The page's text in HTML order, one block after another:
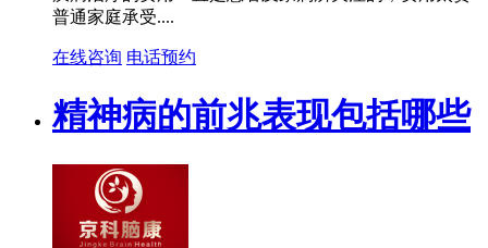
普通家庭承受....
在线咨询 电话预约
精神病的前兆表现包括哪些